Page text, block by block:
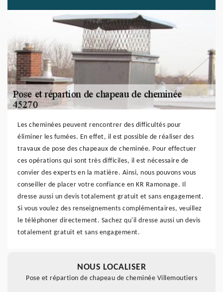
Les cheminées peuvent rencontrer des difficultés pour
éliminer les fumées. En effet, il est possible de réaliser des
travaux de pose des chapeaux de cheminée. Pour effectuer
ces opérations qui sont très difficiles, il est nécessaire de
convier des experts en la matière. Ainsi, nous pouvons vous
conseiller de placer votre confiance en KR Ramonage. Il
dresse aussi un devis totalement gratuit et sans engagement.
Si vous voulez des renseignements complémentaires, veuillez
le téléphoner directement. Sachez qu'il dresse aussi un devis
totalement gratuit et sans engagement.
NOUS LOCALISER
Pose et répartion de chapeau de cheminée Villemoutiers